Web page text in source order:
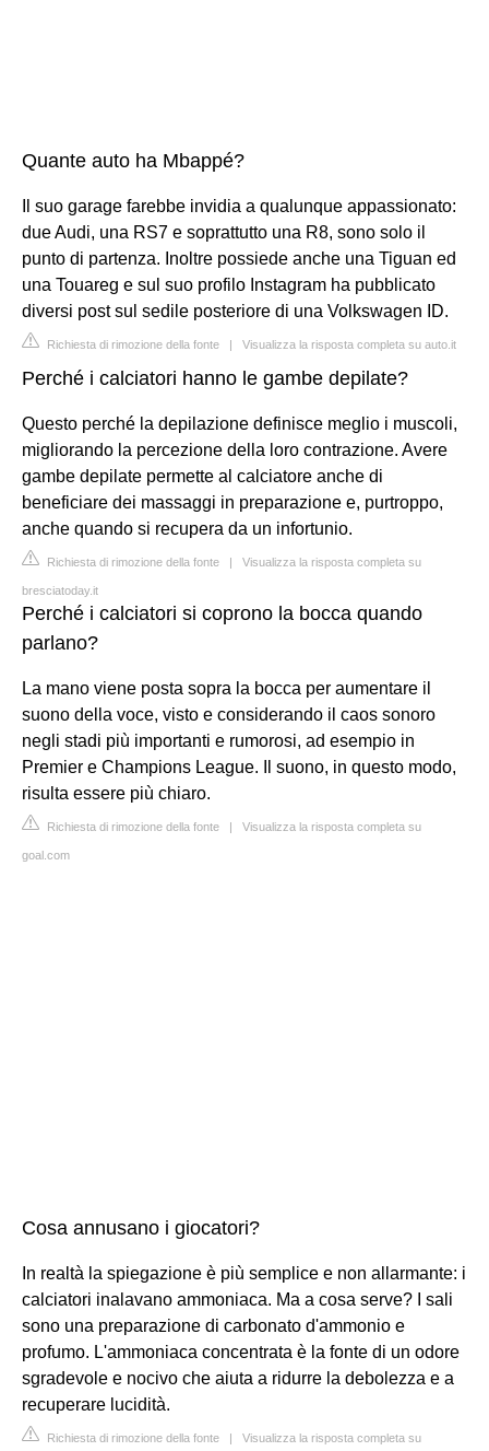
Quante auto ha Mbappé?
Il suo garage farebbe invidia a qualunque appassionato:
due Audi, una RS7 e soprattutto una R8, sono solo il
punto di partenza. Inoltre possiede anche una Tiguan ed
una Touareg e sul suo profilo Instagram ha pubblicato
diversi post sul sedile posteriore di una Volkswagen ID.
Richiesta di rimozione della fonte | Visualizza la risposta completa su auto.it
Perché i calciatori hanno le gambe depilate?
Questo perché la depilazione definisce meglio i muscoli,
migliorando la percezione della loro contrazione. Avere
gambe depilate permette al calciatore anche di
beneficiare dei massaggi in preparazione e, purtroppo,
anche quando si recupera da un infortunio.
Richiesta di rimozione della fonte | Visualizza la risposta completa su
bresciatoday.it
Perché i calciatori si coprono la bocca quando
parlano?
La mano viene posta sopra la bocca per aumentare il
suono della voce, visto e considerando il caos sonoro
negli stadi più importanti e rumorosi, ad esempio in
Premier e Champions League. Il suono, in questo modo,
risulta essere più chiaro.
Richiesta di rimozione della fonte | Visualizza la risposta completa su
goal.com
Cosa annusano i giocatori?
In realtà la spiegazione è più semplice e non allarmante: i
calciatori inalavano ammoniaca. Ma a cosa serve? I sali
sono una preparazione di carbonato d'ammonio e
profumo. L'ammoniaca concentrata è la fonte di un odore
sgradevole e nocivo che aiuta a ridurre la debolezza e a
recuperare lucidità.
Richiesta di rimozione della fonte | Visualizza la risposta completa su